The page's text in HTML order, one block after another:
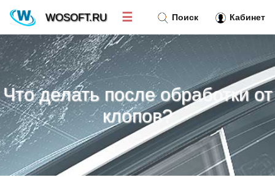
Что делать после обработки от
клопов?
Поиск Кабинет
WOSOFT.RU ☰
Новости»
Тренд новостей»
Рубрики»
Правила»